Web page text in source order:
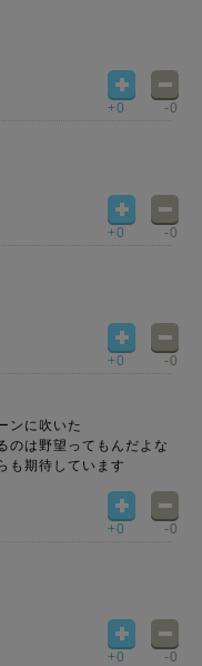
+0 -0
+0 -0
+0 -0
ンに吹いた
のは野望ってもんだよな
も期待しています
+0 -0
+0 -0